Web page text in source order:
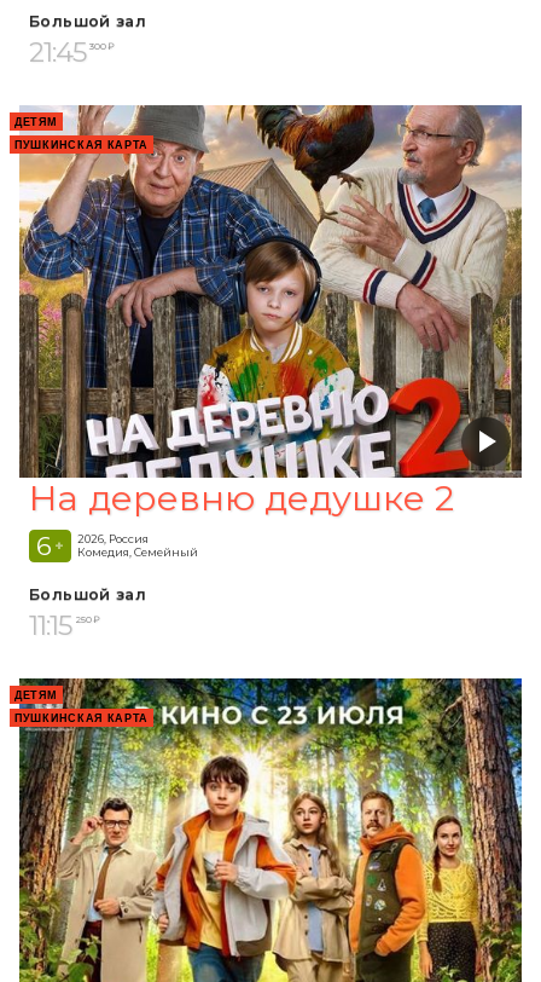
Большой зал
21:45 300 ₽
ДЕТЯМ
ПУШКИНСКАЯ КАРТА
На деревню дедушке 2
6 +
2026, Россия
Комедия, Семейный
Большой зал
11:15 250 ₽
ДЕТЯМ
ПУШКИНСКАЯ КАРТА